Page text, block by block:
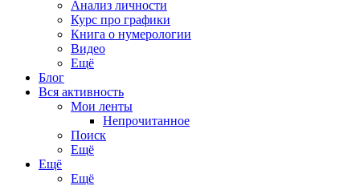
Анализ личности
Курс про графики
Книга о нумерологии
Видео
Ещё
Блог
Вся активность
Мои ленты
Непрочитанное
Поиск
Ещё
Ещё
Ещё